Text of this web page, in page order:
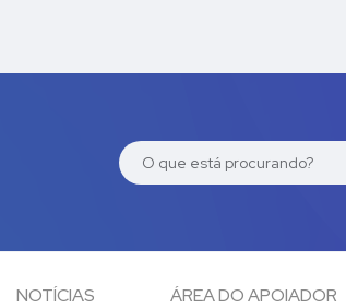
NOTÍCIAS ÁREA DO APOIADOR